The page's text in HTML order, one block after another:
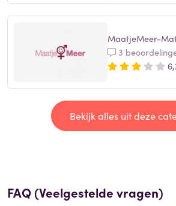
MaatjeMeer-
3
Bekijk alles uit deze
FAQ (Veelgestelde vragen)